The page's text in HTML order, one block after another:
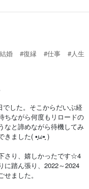
婚 #復縁 #仕事
#人生
した。そこからだいぶ経
ちながら何度もリロードの
なと諦めながら待機してみ
きました( •̥ω•̥ )
さり、嬉しかったです☆4
に踏ん張り、2022～2024
ました。